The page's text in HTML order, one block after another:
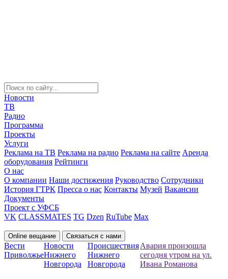
Новости
ТВ
Радио
Программа
Проекты
Услуги
Реклама на ТВ Реклама на радио Реклама на сайте Аренда
оборудования Рейтинги
О нас
О компании Наши достижения Руководство Сотрудники
История ГТРК Пресса о нас Контакты Музей Вакансии
Документы
Проект с УФСБ
VK CLASSMATES TG Dzen RuTube Max
Online вещание Связаться с нами
Вести
Приволжье
Новости
Нижнего
Новгорода
Происшествия
Нижнего
Новгорода
Авария произошла
сегодня утром на ул.
Ивана Романова